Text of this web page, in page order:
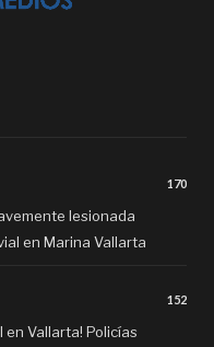
170
lesionada
en Marina Vallarta
152
Vallarta! Policías